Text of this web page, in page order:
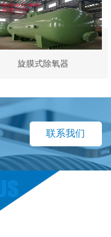
旋膜式除氧器
联系我们